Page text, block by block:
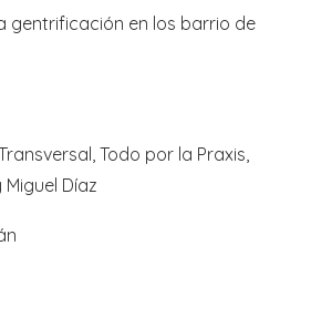
gentrificación en los barrio de
Todo por la Praxis,
Díaz